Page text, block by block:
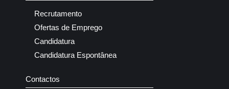
Recrutamento
Ofertas de Emprego
Candidatura
Candidatura Espontânea
Contactos